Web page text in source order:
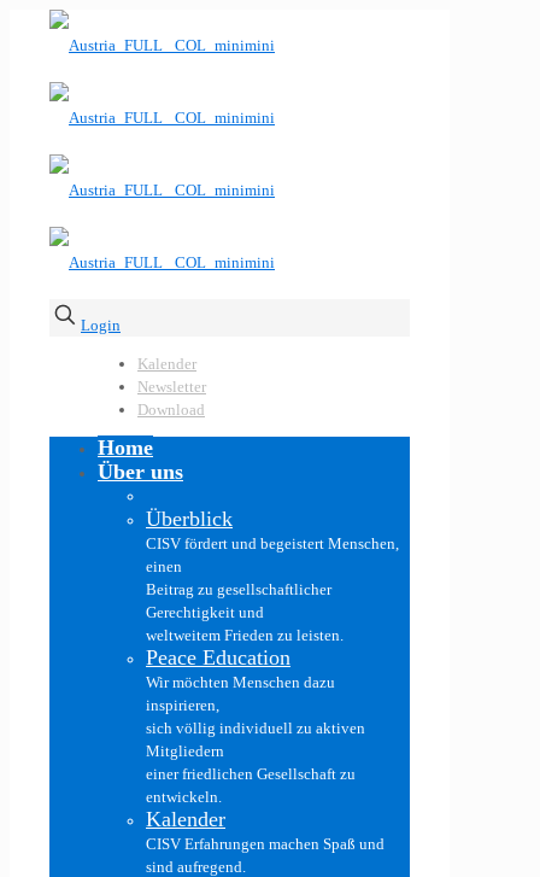
Login
Kalender
Newsletter
Download
Home
Über uns
Überblick
CISV fördert und begeistert Menschen,
einen
Beitrag zu gesellschaftlicher
Gerechtigkeit und
weltweitem Frieden zu leisten.
Peace Education
Wir möchten Menschen dazu
inspirieren,
sich völlig individuell zu aktiven
Mitgliedern
einer friedlichen Gesellschaft zu
entwickeln.
Kalender
CISV Erfahrungen machen Spaß und
sind aufregend.